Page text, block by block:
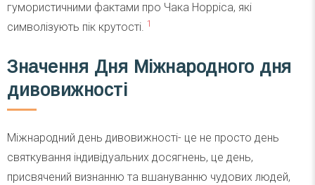
гумористичними фактами про Чака Норріса, які
символізують пік крутості. 1
Значення Дня Міжнародного дня
дивовижності
Міжнародний день дивовижності- це не просто день
святкування індивідуальних досягнень, це день,
присвячений визнанню та вшануванню чудових людей,